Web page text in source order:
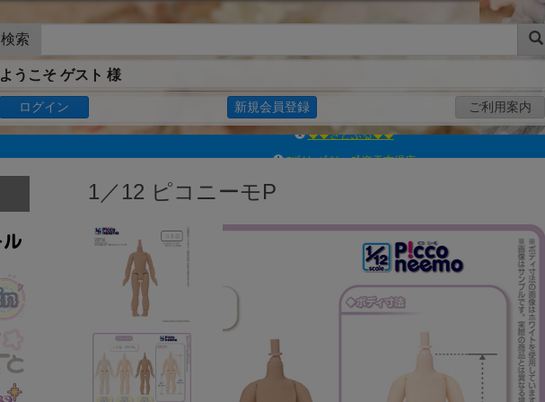
検索
ようこそ ゲスト 様
ログイン 新規会員登録 ご利用案内
よくあるご質問（Q&A）
◆◆さとふる◆◆
1／12 ピコニーモP